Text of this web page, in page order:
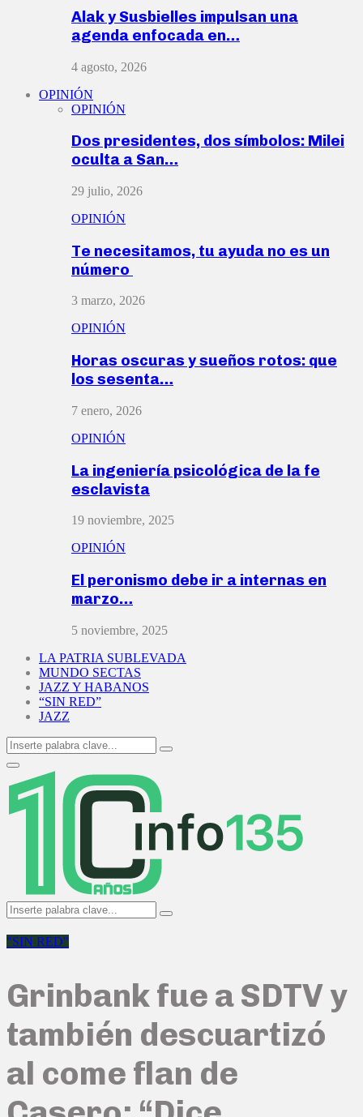
Alak y Susbielles impulsan una
agenda enfocada en…
4 agosto, 2026
OPINIÓN
OPINIÓN
Dos presidentes, dos símbolos: Milei
oculta a San…
29 julio, 2026
OPINIÓN
Te necesitamos, tu ayuda no es un
número
3 marzo, 2026
OPINIÓN
Horas oscuras y sueños rotos: que
los sesenta…
7 enero, 2026
OPINIÓN
La ingeniería psicológica de la fe
esclavista
19 noviembre, 2025
OPINIÓN
El peronismo debe ir a internas en
marzo…
5 noviembre, 2025
LA PATRIA SUBLEVADA
MUNDO SECTAS
JAZZ Y HABANOS
“SIN RED”
JAZZ
Search
for:
Search
Primary
Menu
Search
for:
Search
"SIN RED"
Grinbank fue a SDTV y
también descuartizó
al come flan de